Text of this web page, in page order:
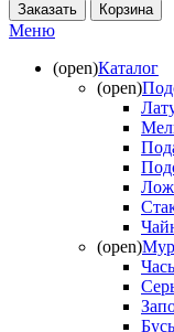
Заказать Корзина
Меню
(open)Каталог
(open)
(open)